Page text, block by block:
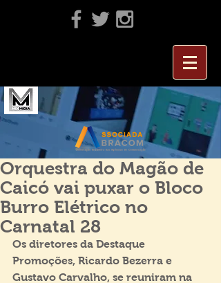
Orquestra do Magão de
Caicó vai puxar o Bloco
Burro Elétrico no
Carnatal 28
Os diretores da Destaque
Promoções, Ricardo Bezerra e
Gustavo Carvalho, se reuniram na